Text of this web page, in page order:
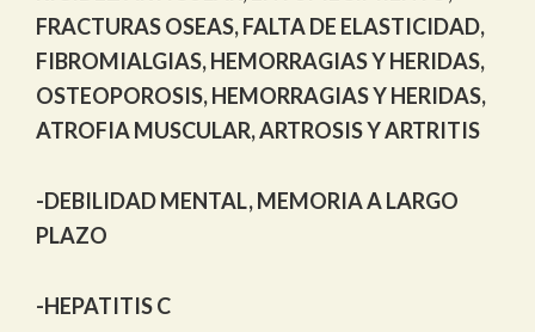
FRACTURAS OSEAS, FALTA DE ELASTICIDAD,
FIBROMIALGIAS, HEMORRAGIAS Y HERIDAS,
OSTEOPOROSIS, HEMORRAGIAS Y HERIDAS,
ATROFIA MUSCULAR, ARTROSIS Y ARTRITIS
-DEBILIDAD MENTAL, MEMORIA A LARGO
PLAZO
-HEPATITIS C